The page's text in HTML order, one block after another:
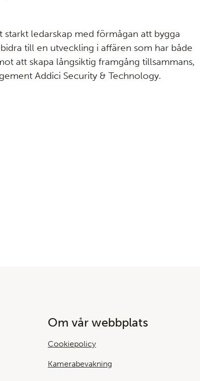
ledarskap med förmågan att bygga
till en utveckling i affären som har både
att skapa långsiktig framgång tillsammans,
Addici Security & Technology.
Om vår webbplats
Cookiepolicy
Kamerabevakning